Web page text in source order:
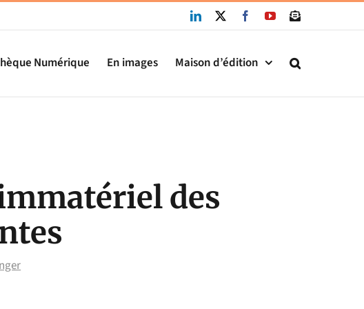
LinkedIn FacebookYouTubeNewsletter
Numérique En images Maison d’édition
des